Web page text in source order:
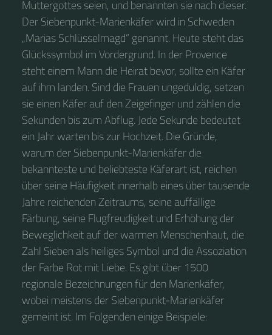
Muttergottes seien, und benannten sie nach dieser.
Der Siebenpunkt-Marienkäfer wird in Schweden
„Marias Schlüsselmagd“ genannt. Heute steht das
Glückssymbol im Vordergrund. In der Provence
steht einem Mann die Heirat bevor, sollte ein Käfer
auf ihm landen. Sind die Frauen ungeduldig, setzen
sie einen Käfer auf den Zeigefinger und zählen die
Sekunden bis zum Abflug. Jede Sekunde bedeutet
ein Jahr warten bis zur Hochzeit. Die Gründe,
warum der Siebenpunkt-Marienkäfer die
bekannteste und beliebteste Käferart ist, reichen
über seine Häufigkeit innerhalb eines über tausende
Jahre reichenden Zeitraums, seine auffällige
Färbung, seine Flugfreudigkeit und Erhöhung der
Beweglichkeit auf der warmen Menschenhaut, die
Zahl Sieben als heiliges Symbol und die Assoziation
der Farbe Rot mit Liebe. Es gibt über 1500
regionale Bezeichnungen für den Marienkäfer,
wobei meistens der Siebenpunkt-Marienkäfer
gemeint ist. Im Folgenden einige Beispiele: